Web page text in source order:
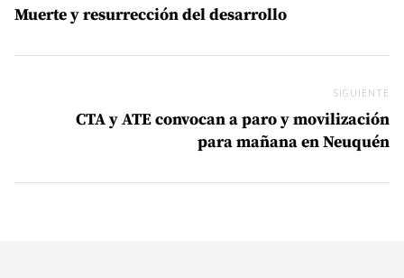
Muerte y resurrección del desarrollo
SIGUIENTE
CTA y ATE convocan a paro y movilización
para mañana en Neuquén